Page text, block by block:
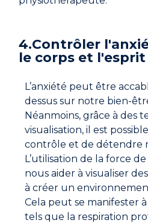
4.Contrôler
le corps et l'esprit
L’anxiété peut être
dessus sur notre bien-
Néanmoins, grâce à des
visualisation, il est
contrôle et de détendre
L’utilisation de la force
nous aider à visualiser
à créer un
Cela peut se manifester
tels que la respiration